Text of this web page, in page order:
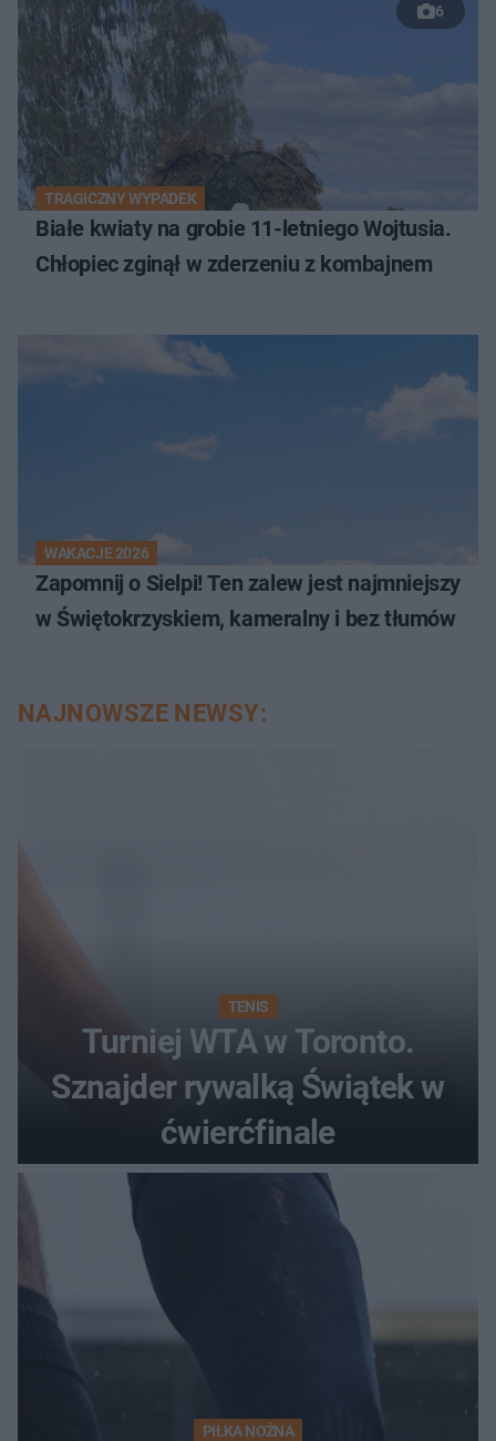
6
TRAGICZNY WYPADEK
Białe kwiaty na grobie 11-letniego Wojtusia.
Chłopiec zginął w zderzeniu z kombajnem
WAKACJE 2026
Zapomnij o Sielpi! Ten zalew jest najmniejszy
w Świętokrzyskiem, kameralny i bez tłumów
NAJNOWSZE NEWSY:
TENIS
Turniej WTA w Toronto.
Sznajder rywalką Świątek w
ćwierćfinale
PIŁKA NOŻNA